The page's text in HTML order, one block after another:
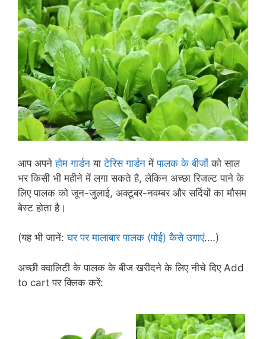
आप अपनेहोम गार्डन याटेरिस गार्डन मेंपालक के बीजों को साल
भर किसी भी महीने में लगा सकते है, लेकिन अच्छा रिजल्ट पाने के
लिए पालक को जून-जुलाई, अक्टूबर-नवम्बर और सर्दियों का मौसम
बेस्ट होता है।
(यह भी जानें:घर पर मालाबार पालक (पोई) कैसे उगाएं….)
अच्छी क्वालिटी के पालक के बीज खरीदने के लिए नीचे दिए Add
to cart पर क्लिक करें: